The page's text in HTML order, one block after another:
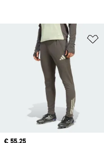
Current price
€ 55,25